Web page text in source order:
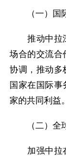
（一）国
推动中拉深
场合的交流合
协调，推动多
国家在国际
家的共同利益。
（二）全
加强中拉在